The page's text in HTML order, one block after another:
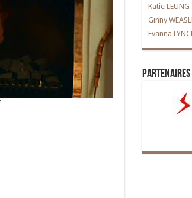
Katie LEUNG
Ginny
Evanna
Partenaires